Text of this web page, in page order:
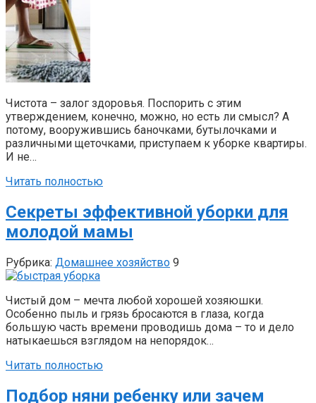
Чистота – залог здоровья. Поспорить с этим
утверждением, конечно, можно, но есть ли смысл? А
потому, вооружившись баночками, бутылочками и
различными щеточками, приступаем к уборке квартиры.
И не…
Читать полностью
Секреты эффективной уборки для
молодой мамы
Рубрика: Домашнее хозяйство 9
Чистый дом – мечта любой хорошей хозяюшки.
Особенно пыль и грязь бросаются в глаза, когда
большую часть времени проводишь дома – то и дело
натыкаешься взглядом на непорядок…
Читать полностью
Подбор няни ребенку или зачем